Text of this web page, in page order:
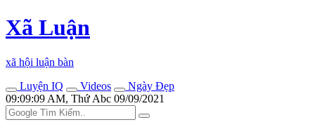
Xã Luận
xã hội luận bàn
Luyện IQ
Videos
Ngày Đẹp
09:09:09 AM, Thứ Abc 09/09/2021